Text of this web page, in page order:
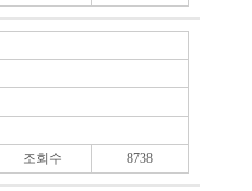
조회수 8738